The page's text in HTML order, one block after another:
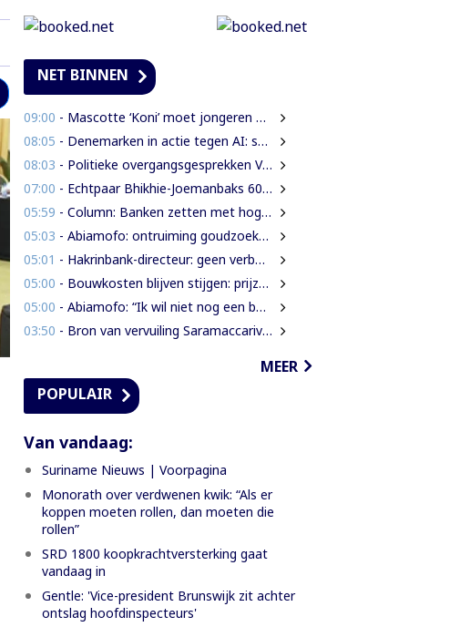
NET BINNEN
09:00 - Mascotte ‘Koni’ moet jongeren anders laten kijken naar Surinaamse houtsector
08:05 - Denemarken in actie tegen AI: scholieren moeten extra mondelinge examens doen
08:03 - Politieke overgangsgesprekken Venezuela beginnen zonder Machado
07:00 - Echtpaar Bhikhie-Joemanbaks 60 jaar getrouwd
05:59 - Column: Banken zetten met hogere ATM-tarieven digitale economie op achterstand
05:03 - Abiamofo: ontruiming goudzoekers nodig na dodelijke risico’s in Moeroekreek en 21 Bergi
05:01 - Hakrinbank-directeur: geen verborgen motieven bij verkoop DSB-belang
05:00 - Bouwkosten blijven stijgen: prijzen in een jaar tijd gemiddeld 7,3% hoger
05:00 - Abiamofo: “Ik wil niet nog een bodybag sturen naar dat gebied”
03:50 - Bron van vervuiling Saramaccarivier nog niet vastgesteld, onderzoek in afrondende fase
MEER
POPULAIR
Van vandaag:
Suriname Nieuws | Voorpagina
Monorath over verdwenen kwik: “Als er
koppen moeten rollen, dan moeten die
rollen”
SRD 1800 koopkrachtversterking gaat
vandaag in
Gentle: 'Vice-president Brunswijk zit achter
ontslag hoofdinspecteurs'